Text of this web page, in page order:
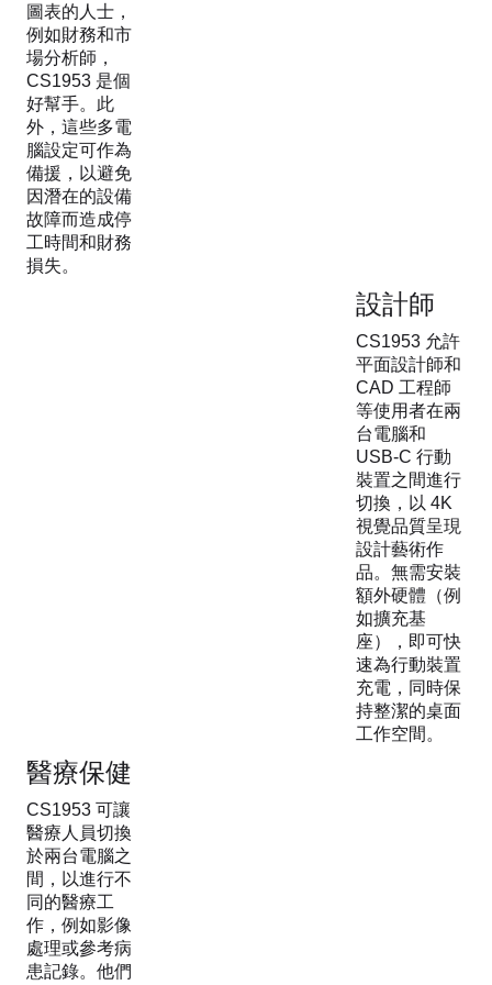
圖表的人士，
例如財務和市
場分析師，
CS1953 是個
好幫手。此
外，這些多電
腦設定可作為
備援，以避免
因潛在的設備
故障而造成停
工時間和財務
損失。
設計師
CS1953 允許
平面設計師和
CAD 工程師
等使用者在兩
台電腦和
USB-C 行動
裝置之間進行
切換，以 4K
視覺品質呈現
設計藝術作
品。無需安裝
額外硬體（例
如擴充基
座），即可快
速為行動裝置
充電，同時保
持整潔的桌面
工作空間。
醫療保健
CS1953 可讓
醫療人員切換
於兩台電腦之
間，以進行不
同的醫療工
作，例如影像
處理或參考病
患記錄。他們